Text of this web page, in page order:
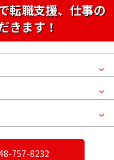
転職支援、仕事の
きます！
757-8232